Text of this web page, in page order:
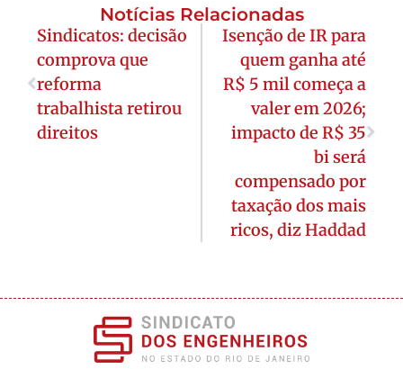
Notícias Relacionadas
Sindicatos: decisão
comprova que
reforma
trabalhista retirou
direitos
Isenção de IR para
quem ganha até
R$ 5 mil começa a
valer em 2026;
impacto de R$ 35
bi será
compensado por
taxação dos mais
ricos, diz Haddad